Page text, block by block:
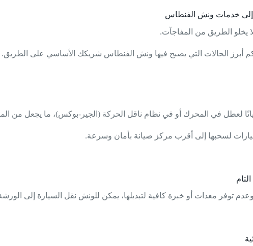
إلى خدمات ونش الفنطاس
يخلو الطريق من المفاجآت.
أبرز الحالات التي يصبح فيها ونش الفنطاس شريكك الأساسي على الطريق.
لعطل في المحرك أو في نظام ناقل الحركة (الجير-بوكس)، ما يجعل من
لسحبها إلى أقرب مركز صيانة بأمان وسرعة.
توفر معدات أو خبرة كافية لتبديلها، يمكن للونش نقل السيارة إلى